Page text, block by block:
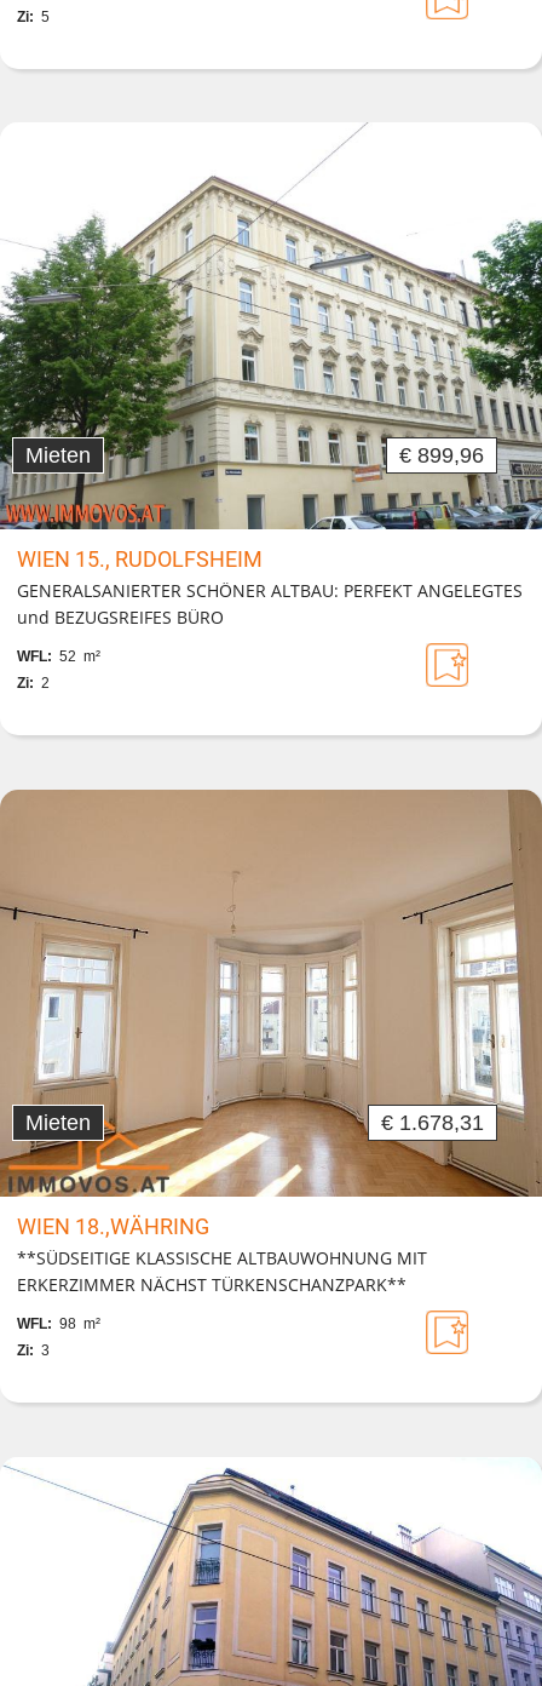
Zi: 5
Mieten € 899,96
WIEN 15., RUDOLFSHEIM
GENERALSANIERTER SCHÖNER ALTBAU: PERFEKT ANGELEGTES
und BEZUGSREIFES BÜRO
WFL: 52 m²
Zi: 2
Mieten € 1.678,31
WIEN 18.,WÄHRING
**SÜDSEITIGE KLASSISCHE ALTBAUWOHNUNG MIT
ERKERZIMMER NÄCHST TÜRKENSCHANZPARK**
WFL: 98 m²
Zi: 3